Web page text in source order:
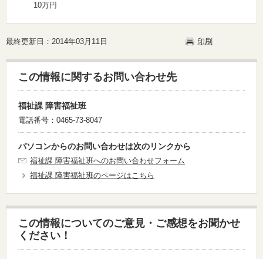
10万円
最終更新日：2014年03月11日 印刷
この情報に関するお問い合わせ先
福祉課 障害福祉班
電話番号：0465-73-8047
パソコンからのお問い合わせは次のリンクから
福祉課 障害福祉班へのお問い合わせフォーム
福祉課 障害福祉班のページはこちら
この情報についてのご意見・ご感想をお聞かせ
ください！